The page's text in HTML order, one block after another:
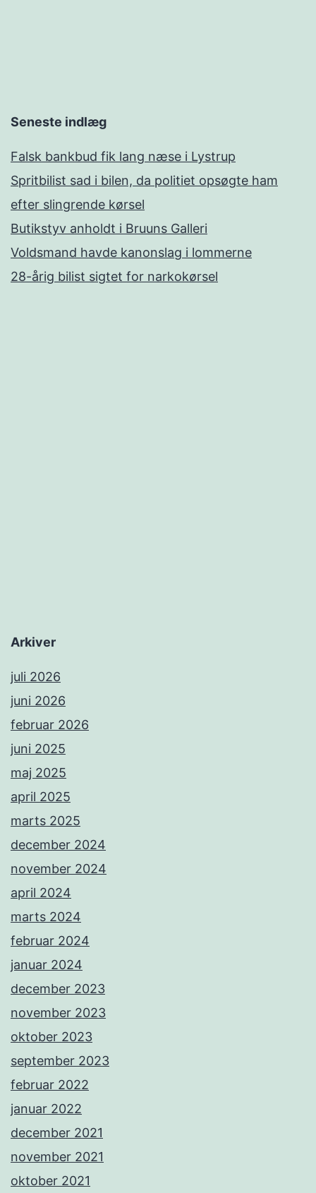
Seneste indlæg
Falsk bankbud fik lang næse i Lystrup
Spritbilist sad i bilen, da politiet opsøgte ham
efter slingrende kørsel
Butikstyv anholdt i Bruuns Galleri
Voldsmand havde kanonslag i lommerne
28-årig bilist sigtet for narkokørsel
Arkiver
juli 2026
juni 2026
februar 2026
juni 2025
maj 2025
april 2025
marts 2025
december 2024
november 2024
april 2024
marts 2024
februar 2024
januar 2024
december 2023
november 2023
oktober 2023
september 2023
februar 2022
januar 2022
december 2021
november 2021
oktober 2021